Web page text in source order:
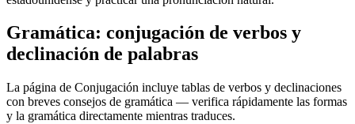
Gramática: conjugación de verbos y
declinación de palabras
La página de Conjugación incluye tablas de verbos y declinaciones
con breves consejos de gramática — verifica rápidamente las formas
y la gramática directamente mientras traduces.